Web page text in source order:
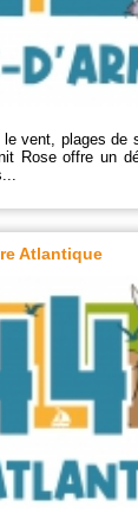
vent, plages de
Rose offre un
Atlantique